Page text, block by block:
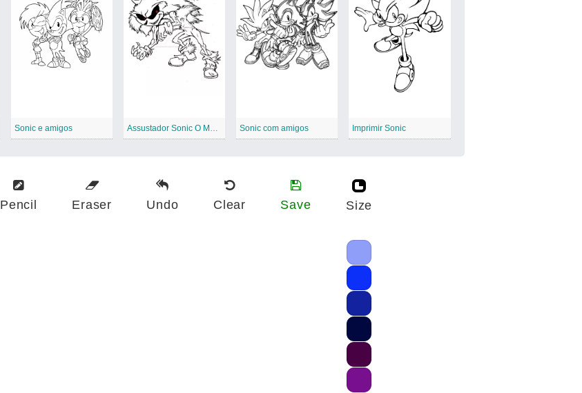
Sonic e amigos Assustador Sonic O Monstro Sonic com amigos Imprimir Sonic
Pencil Eraser Undo Clear Save Size